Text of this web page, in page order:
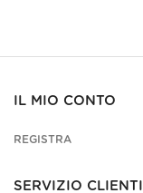
IL MIO CONTO
REGISTRA
SERVIZIO CLIENTI